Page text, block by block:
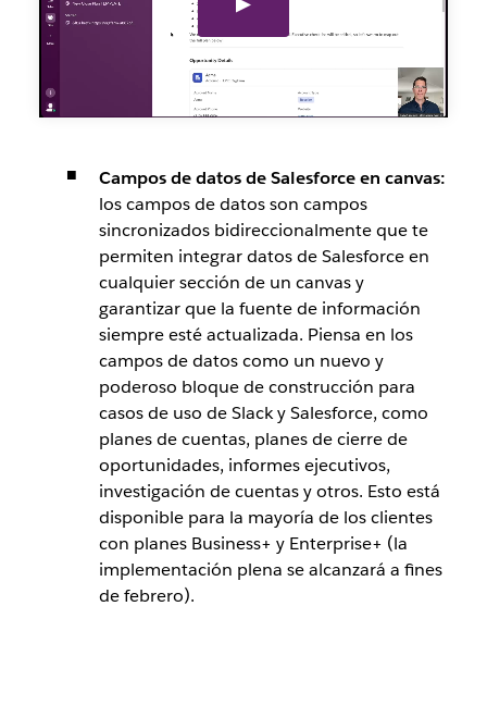
Campos de datos de Salesforce en canvas:
los campos de datos son campos
sincronizados bidireccionalmente que te
permiten integrar datos de Salesforce en
cualquier sección de un canvas y
garantizar que la fuente de información
siempre esté actualizada. Piensa en los
campos de datos como un nuevo y
poderoso bloque de construcción para
casos de uso de Slack y Salesforce, como
planes de cuentas, planes de cierre de
oportunidades, informes ejecutivos,
investigación de cuentas y otros. Esto está
disponible para la mayoría de los clientes
con planes Business+ y Enterprise+ (la
implementación plena se alcanzará a fines
de febrero).